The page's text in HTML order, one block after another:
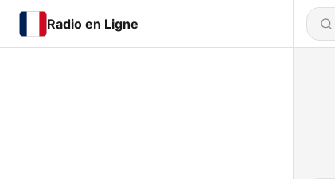
Radio en Ligne